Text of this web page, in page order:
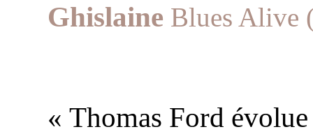
Ghislaine Blues Alive
« Thomas Ford